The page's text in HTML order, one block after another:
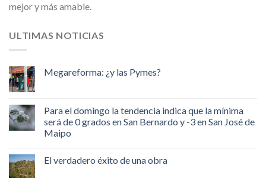
mejor y más amable.
ULTIMAS NOTICIAS
Megareforma: ¿y las Pymes?
Para el domingo la tendencia indica que la mínima
será de 0 grados en San Bernardo y -3 en San José de
Maipo
El verdadero éxito de una obra